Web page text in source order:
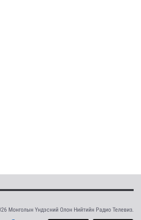
Монголын Үндэсний Олон Нийтийн Радио Телевиз.